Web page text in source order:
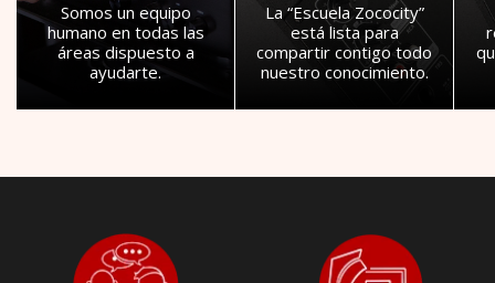
Somos un equipo
humano en todas las
áreas dispuesto a
ayudarte.
La “Escuela Zococity”
está lista para
compartir contigo todo
nuestro conocimiento.